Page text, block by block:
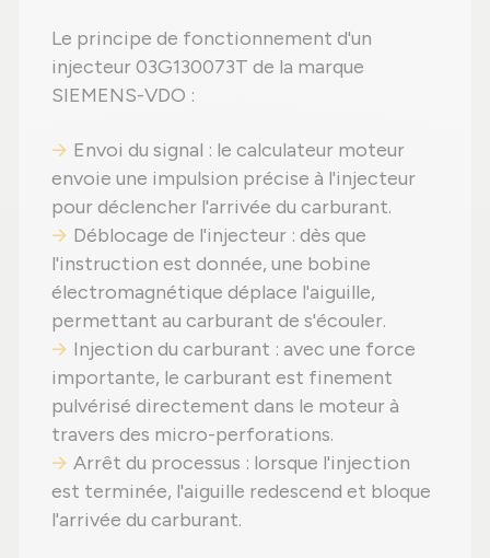
Le principe de fonctionnement d'un
injecteur 03G130073T de la marque
SIEMENS-VDO :
Envoi du signal : le calculateur moteur
envoie une impulsion précise à l'injecteur
pour déclencher l'arrivée du carburant.
Déblocage de l'injecteur : dès que
l'instruction est donnée, une bobine
électromagnétique déplace l'aiguille,
permettant au carburant de s'écouler.
Injection du carburant : avec une force
importante, le carburant est finement
pulvérisé directement dans le moteur à
travers des micro-perforations.
Arrêt du processus : lorsque l'injection
est terminée, l'aiguille redescend et bloque
l'arrivée du carburant.